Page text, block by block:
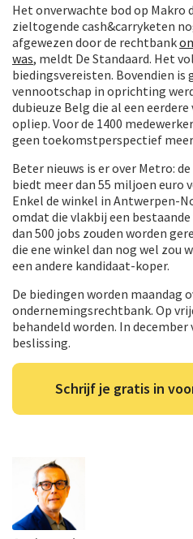
Het onverwachte bod op Makro
zieltogende cash&carryketen
afgewezen door de rechtbank
was, meldt De Standaard. Het
biedingsvereisten. Bovendien is
vennootschap in oprichting
dubieuze Belg die al een
opliep. Voor de 1400
geen toekomstperspectief
Beter nieuws is er over Metro:
biedt meer dan 55 miljoen euro
Enkel de winkel in Antwerpen-
omdat die vlakbij een
dan 500 jobs zouden worden
die ene winkel dan nog wel zou
een andere kandidaat-koper.
De biedingen worden maandag
ondernemingsrechtbank. Op
behandeld worden. In
beslissing.
Schrijf je gratis in